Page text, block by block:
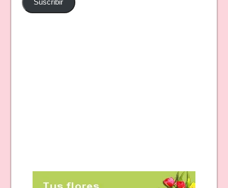
correoSuscribir